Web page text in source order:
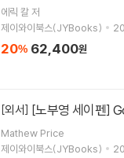
에릭 칼저
제이와이북스(JYBooks)
20% 62,400원
[외서] [노부영 세이펜]
Mathew Price
제이와이북스(JYBooks)